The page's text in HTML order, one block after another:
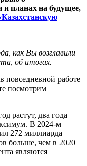
планах на будущее,
как Вы возглавили
об итогах.
повседневной работе
посмотрим
растут, два года
В 2024-м
272 миллиарда
больше, чем в 2020
являются